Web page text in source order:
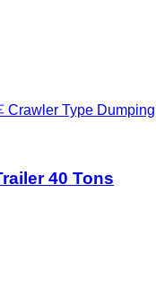
Crawler Type Dumping
40 Tons